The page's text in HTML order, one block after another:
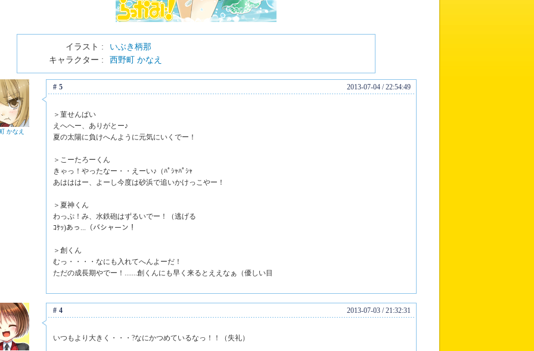
イラスト :
いぶき柄那
キャラクター :
西野町 かなえ
かなえ
#5 2013-07-04 / 22:54:49
＞菫せんぱい
えへへー、ありがとー♪
夏の太陽に負けへんように元気にいくでー！
＞こーたろーくん
きゃっ！やったなー・・えーい♪（ﾊﾟｼｬﾊﾟｼｬ
あはははー、よーし今度は砂浜で追いかけっこやー！
＞夏神くん
わっぷ！み、水鉄砲はずるいでー！（逃げる
ｺｹｯ)あっ...（バシャーン！
＞創くん
むっ・・・・なにも入れてへんよーだ！
ただの成長期やでー！.......創くんにも早く来るとええなぁ（優しい目
#4 2013-07-03 / 21:32:31
いつもより大きく・・・?なにかつめているなっ！！（失礼）